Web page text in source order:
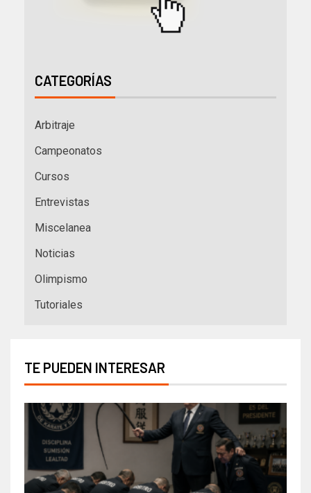
CATEGORÍAS
Arbitraje
Campeonatos
Cursos
Entrevistas
Miscelanea
Noticias
Olimpismo
Tutoriales
TE PUEDEN INTERESAR